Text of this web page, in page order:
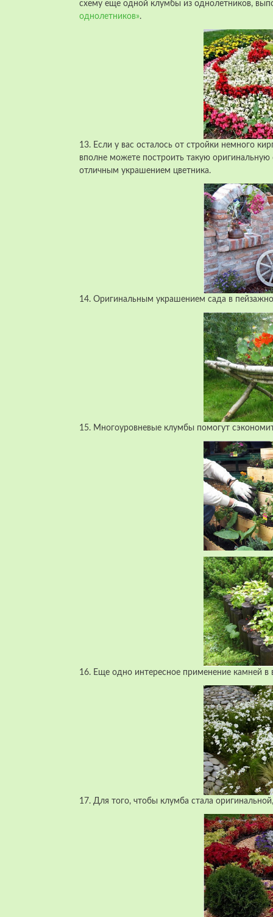
схему еще одной клумбы из однолетников,
однолетников».
13. Если у вас осталось от стройки немного
вполне можете построить такую оригинальную
отличным украшением цветника.
14. Оригинальным украшением сада в
15. Многоуровневые клумбы помогут
16. Еще одно интересное применение камней в
17. Для того, чтобы клумба стала